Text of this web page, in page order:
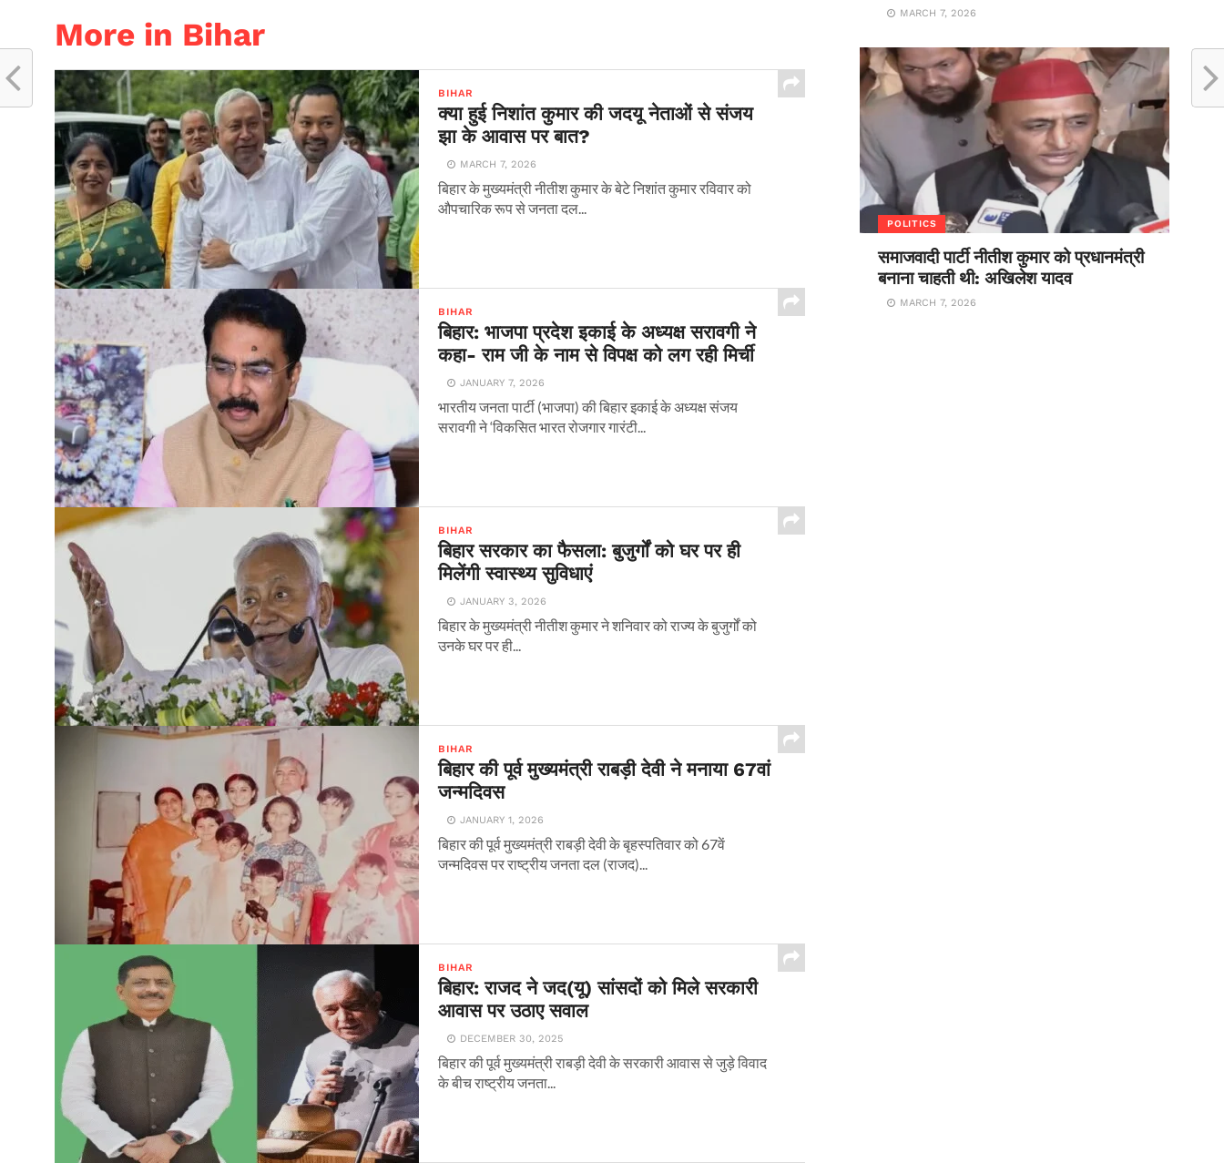
More in Bihar
BIHAR
क्या हुई निशांत कुमार की जदयू नेताओं से संजय
झा के आवास पर बात?
MARCH 7, 2026
बिहार के मुख्यमंत्री नीतीश कुमार के बेटे निशांत कुमार रविवार को
औपचारिक रूप से जनता दल...
BIHAR
बिहार: भाजपा प्रदेश इकाई के अध्यक्ष सरावगी ने
कहा- राम जी के नाम से विपक्ष को लग रही मिर्ची
JANUARY 7, 2026
भारतीय जनता पार्टी (भाजपा) की बिहार इकाई के अध्यक्ष संजय
सरावगी ने ‘विकसित भारत रोजगार गारंटी...
BIHAR
बिहार सरकार का फैसला: बुजुर्गों को घर पर ही
मिलेंगी स्वास्थ्य सुविधाएं
JANUARY 3, 2026
बिहार के मुख्यमंत्री नीतीश कुमार ने शनिवार को राज्य के बुजुर्गों को
उनके घर पर ही...
BIHAR
बिहार की पूर्व मुख्यमंत्री राबड़ी देवी ने मनाया 67वां
जन्मदिवस
JANUARY 1, 2026
बिहार की पूर्व मुख्यमंत्री राबड़ी देवी के बृहस्पतिवार को 67वें
जन्मदिवस पर राष्ट्रीय जनता दल (राजद)...
BIHAR
बिहार: राजद ने जद(यू) सांसदों को मिले सरकारी
आवास पर उठाए सवाल
DECEMBER 30, 2025
बिहार की पूर्व मुख्यमंत्री राबड़ी देवी के सरकारी आवास से जुड़े विवाद
के बीच राष्ट्रीय जनता...
MARCH 7, 2026
POLITICS
समाजवादी पार्टी नीतीश कुमार को प्रधानमंत्री
बनाना चाहती थी: अखिलेश यादव
MARCH 7, 2026